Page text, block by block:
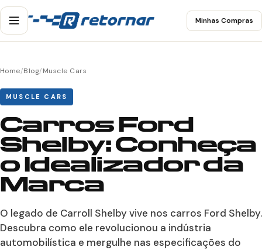
Minhas Compras
Home/Blog/Muscle Cars
MUSCLE CARS
Carros Ford
Shelby: Conheça
o Idealizador da
Marca
O legado de Carroll Shelby vive nos carros Ford Shelby.
Descubra como ele revolucionou a indústria
automobilística e mergulhe nas especificações do